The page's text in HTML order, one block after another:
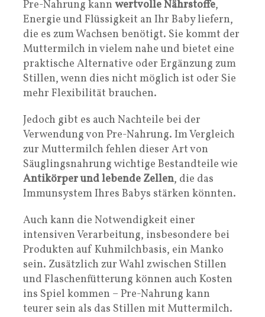
Pre-Nahrung kann wertvolle Nährstoffe,
Energie und Flüssigkeit an Ihr Baby liefern,
die es zum Wachsen benötigt. Sie kommt der
Muttermilch in vielem nahe und bietet eine
praktische Alternative oder Ergänzung zum
Stillen, wenn dies nicht möglich ist oder Sie
mehr Flexibilität brauchen.
Jedoch gibt es auch Nachteile bei der
Verwendung von Pre-Nahrung. Im Vergleich
zur Muttermilch fehlen dieser Art von
Säuglingsnahrung wichtige Bestandteile wie
Antikörper und lebende Zellen, die das
Immunsystem Ihres Babys stärken könnten.
Auch kann die Notwendigkeit einer
intensiven Verarbeitung, insbesondere bei
Produkten auf Kuhmilchbasis, ein Manko
sein. Zusätzlich zur Wahl zwischen Stillen
und Flaschenfütterung können auch Kosten
ins Spiel kommen – Pre-Nahrung kann
teurer sein als das Stillen mit Muttermilch.